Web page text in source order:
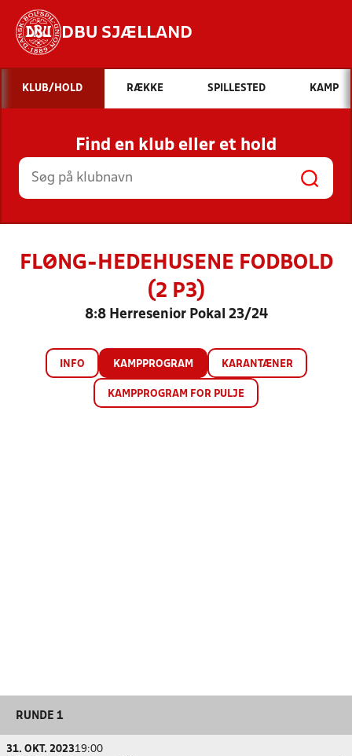
DBU SJÆLLAND
Hvad vil du søge efter?
INDHOLD OG NYHEDER
STILLINGER, RESULTATER, KLUBBER OG
HOLD
KLUB/HOLD RÆKKE SPILLESTED KAMP
Find en klub eller et hold
FLØNG-HEDEHUSENE FODBOLD
(2 P3)
8:8 Herresenior Pokal 23/24
INFO KAMPPROGRAM KARANTÆNER
KAMPPROGRAM FOR PULJE
RUNDE 1
31. OKT. 202319:00